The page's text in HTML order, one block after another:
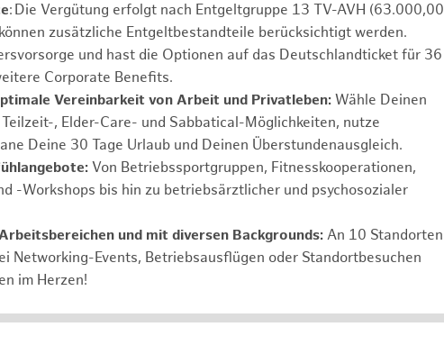
: Die Vergütung erfolgt nach Entgeltgruppe 13 TV-AVH (63.000,00
zusätzliche Entgeltbestandteile berücksichtigt werden.
und hast die Optionen auf das Deutschlandticket für 36
Corporate Benefits.
Vereinbarkeit von Arbeit und Privatleben: Wähle Deinen
, Elder-Care- und Sabbatical-Möglichkeiten, nutze
Deine 30 Tage Urlaub und Deinen Überstundenausgleich.
Von Betriebssportgruppen, Fitnesskooperationen,
-Workshops bis hin zu betriebsärztlicher und psychosozialer
und mit diversen Backgrounds: An 10 Standorten
Networking-Events, Betriebsausflügen oder Standortbesuchen
im Herzen!